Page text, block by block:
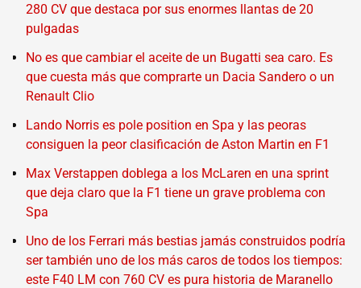
280 CV que destaca por sus enormes llantas de 20
pulgadas
No es que cambiar el aceite de un Bugatti sea caro. Es
que cuesta más que comprarte un Dacia Sandero o un
Renault Clio
Lando Norris es pole position en Spa y las peoras
consiguen la peor clasificación de Aston Martin en F1
Max Verstappen doblega a los McLaren en una sprint
que deja claro que la F1 tiene un grave problema con
Spa
Uno de los Ferrari más bestias jamás construidos podría
ser también uno de los más caros de todos los tiempos:
este F40 LM con 760 CV es pura historia de Maranello